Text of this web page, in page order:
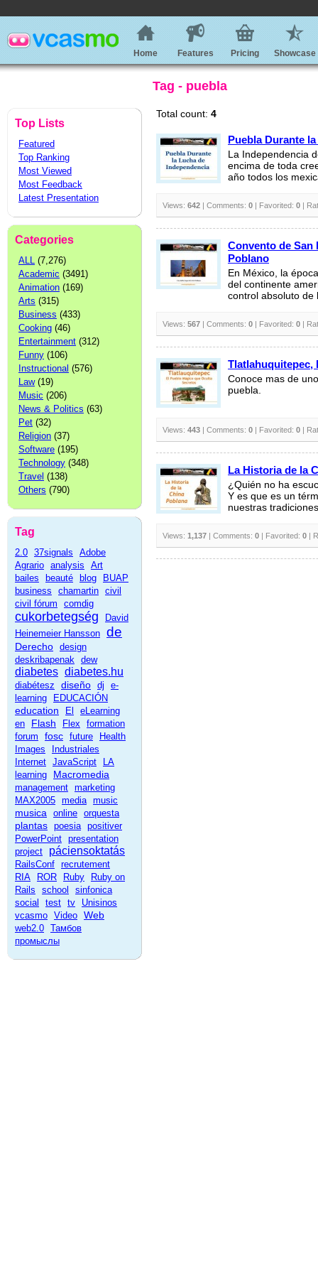
Home Features Pricing Showcase
Tag - puebla
Top Lists
Featured
Top Ranking
Most Viewed
Most Feedback
Latest Presentation
Categories
ALL (7,276)
Academic (3491)
Animation (169)
Arts (315)
Business (433)
Cooking (46)
Entertainment (312)
Funny (106)
Instructional (576)
Law(19)
Music (206)
News & Politics (63)
Pet (32)
Religion (37)
Software (195)
Technology (348)
Travel (138)
Others (790)
Tag
2.0 37signals
Adobe
Agrario analysis
Art
bailes
beauté blog
BUAP
business
chamartin civil
civil fórum
comdig
cukorbetegség
David
Heinemeier Hansson de
Derecho design
deskribapenak dew
diabetes diabetes.hu
diabétesz diseño dj
e-
learning
EDUCACIÓN
education El
eLearning
en
Flash Flex
formation
forum
fosc future
Health
Images
Industriales
Internet JavaScript
LA
learning
Macromedia
management marketing
MAX2005 media music
musica online orquesta
plantas poesia positiver
PowerPoint presentation
project
páciensoktatás
RailsConf recrutement
RIA
ROR Ruby
Ruby on
Rails
school
sinfonica
social
test tv
Unisinos
vcasmo Video Web
web2.0 Тамбов
промыслы
Total count: 4
Puebla Durante
La Independencia
encima de toda
año todos los
Views: 642 | Comments: 0 | Favorited: 0 |
Convento de San
Poblano
En México, la
del continente
control absoluto de
Views: 567 | Comments: 0 | Favorited: 0 |
Tlatlahuquitepec,
Conoce mas de
puebla.
Views: 443 | Comments: 0 | Favorited: 0 |
La Historia de la
¿Quién no ha
Y es que es un
nuestras
Views: 1,137 | Comments: 0 | Favorited: 0 |